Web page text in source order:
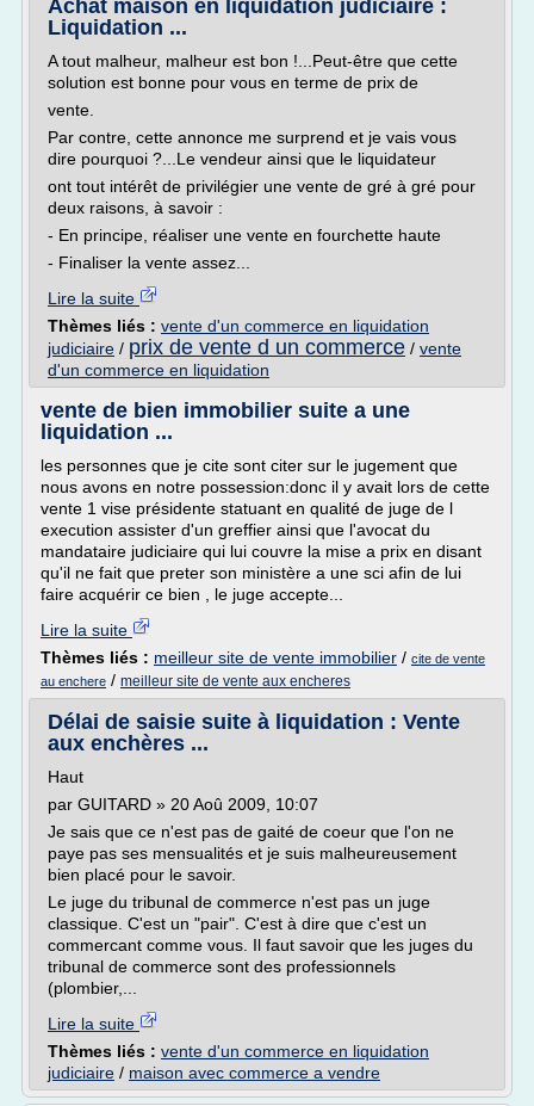
Achat maison en liquidation judiciaire :
Liquidation ...
A tout malheur, malheur est bon !...Peut-être que cette
solution est bonne pour vous en terme de prix de
vente.
Par contre, cette annonce me surprend et je vais vous
dire pourquoi ?...Le vendeur ainsi que le liquidateur
ont tout intérêt de privilégier une vente de gré à gré pour
deux raisons, à savoir :
- En principe, réaliser une vente en fourchette haute
- Finaliser la vente assez...
Lire la suite
Thèmes liés : vente d'un commerce en liquidation
judiciaire / prix de vente d un commerce / vente
d'un commerce en liquidation
vente de bien immobilier suite a une
liquidation ...
les personnes que je cite sont citer sur le jugement que
nous avons en notre possession:donc il y avait lors de cette
vente 1 vise présidente statuant en qualité de juge de l
execution assister d'un greffier ainsi que l'avocat du
mandataire judiciaire qui lui couvre la mise a prix en disant
qu'il ne fait que preter son ministère a une sci afin de lui
faire acquérir ce bien , le juge accepte...
Lire la suite
Thèmes liés : meilleur site de vente immobilier / cite de vente
au enchere / meilleur site de vente aux encheres
Délai de saisie suite à liquidation : Vente
aux enchères ...
Haut
par GUITARD » 20 Aoû 2009, 10:07
Je sais que ce n'est pas de gaité de coeur que l'on ne
paye pas ses mensualités et je suis malheureusement
bien placé pour le savoir.
Le juge du tribunal de commerce n'est pas un juge
classique. C'est un "pair". C'est à dire que c'est un
commercant comme vous. Il faut savoir que les juges du
tribunal de commerce sont des professionnels
(plombier,...
Lire la suite
Thèmes liés : vente d'un commerce en liquidation
judiciaire / maison avec commerce a vendre